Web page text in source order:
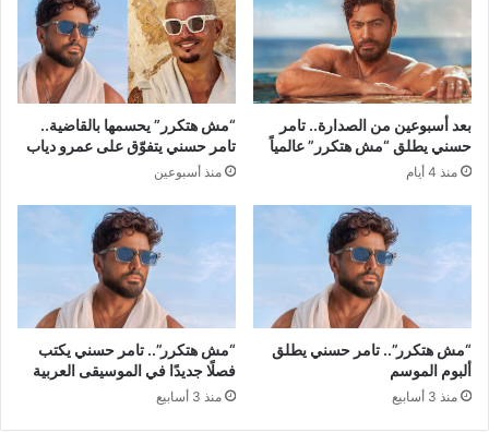
بعد أسبوعين من الصدارة.. تامر
حسني يطلق “مش هتكرر” عالمياً
منذ 4 أيام
“مش هتكرر” يحسمها بالقاضية..
تامر حسني يتفوّق على عمرو دياب
منذ أسبوعين
“مش هتكرر”.. تامر حسني يطلق
ألبوم الموسم
منذ 3 أسابيع
“مش هتكرر”.. تامر حسني يكتب
فصلًا جديدًا في الموسيقى العربية
منذ 3 أسابيع